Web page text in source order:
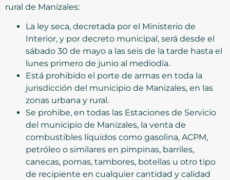
rural de Manizales:
La ley seca, decretada por el Ministerio de
Interior, y por decreto municipal, será desde el
sábado 30 de mayo a las seis de la tarde hasta el
lunes primero de junio al mediodía.
Está prohibido el porte de armas en toda la
jurisdicción del municipio de Manizales, en las
zonas urbana y rural.
Se prohibe, en todas las Estaciones de Servicio
del municipio de Manizales, la venta de
combustibles líquidos como gasolina, ACPM,
petróleo o similares en pimpinas, barriles,
canecas, pomas, tambores, botellas u otro tipo
de recipiente en cualquier cantidad y calidad